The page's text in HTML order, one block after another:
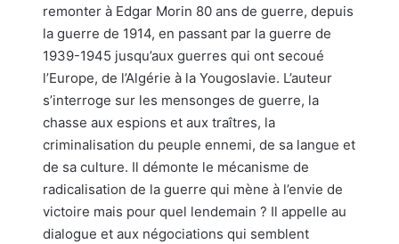
remonter à Edgar Morin 80 ans de guerre, depuis
la guerre de 1914, en passant par la guerre de
1939-1945 jusqu’aux guerres qui ont secoué
l’Europe, de l’Algérie à la Yougoslavie. L’auteur
s’interroge sur les mensonges de guerre, la
chasse aux espions et aux traîtres, la
criminalisation du peuple ennemi, de sa langue et
de sa culture. Il démonte le mécanisme de
radicalisation de la guerre qui mène à l’envie de
victoire mais pour quel lendemain ? Il appelle au
dialogue et aux négociations qui semblent